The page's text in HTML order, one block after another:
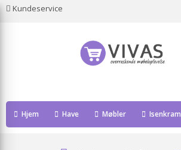
Kundeservice
Hjem Have Møbler Isenkram